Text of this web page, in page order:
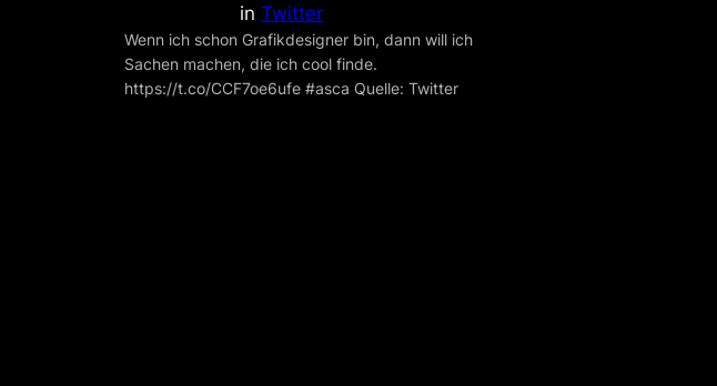
in Twitter
Wenn ich schon Grafikdesigner bin, dann will ich
Sachen machen, die ich cool finde.
https://t.co/CCF7oe6ufe #asca Quelle: Twitter